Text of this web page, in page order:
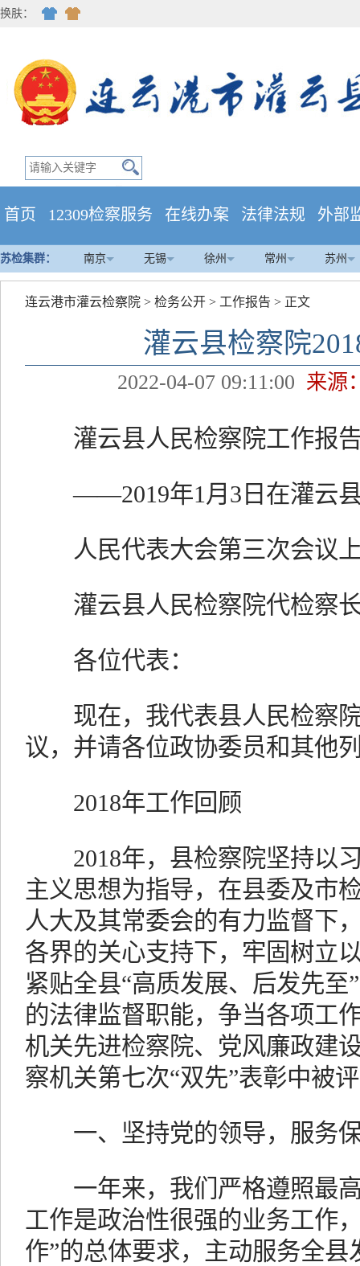
换肤：
首页 12309检察服务 在线办案 法律法规 外部
苏检集群： 南京 无锡 徐州 常州 苏州
连云港市灌云检察院 > 检务公开 > 工作报告 > 正文
灌云县检察院
2022-04-07 09:11:00 来源
灌云县人民检察院工作报
——2019年1月3日在灌云县
人民代表大会第三次会议
灌云县人民检察院代检察
各位代表：
现在，我代表县人民检察院
议，并请各位政协委员和其他
2018年工作回顾
2018年，县检察院坚持以
主义思想为指导，在县委及市
人大及其常委会的有力监督下
各界的关心支持下，牢固树立
紧贴全县“高质发展、后发先
的法律监督职能，争当各项工
机关先进检察院、党风廉政建
察机关第七次“双先”表彰中被
一、坚持党的领导，服务保
一年来，我们严格遵照最高
工作是政治性很强的业务工作
作”的总体要求，主动服务全